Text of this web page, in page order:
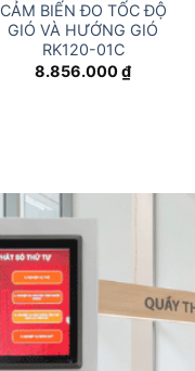
CẢM BIẾN ĐO TỐC ĐỘ
GIÓ VÀ HƯỚNG GIÓ
RK120-01C
8.856.000₫